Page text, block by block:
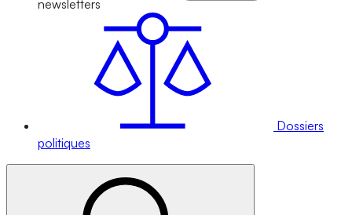
newsletters
Dossiers
politiques